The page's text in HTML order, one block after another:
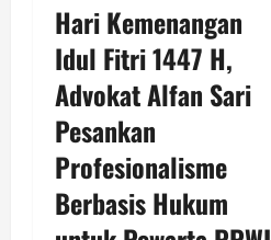
Hari Kemenangan
Idul Fitri 1447 H,
Advokat Alfan Sari
Pesankan
Profesionalisme
Berbasis Hukum